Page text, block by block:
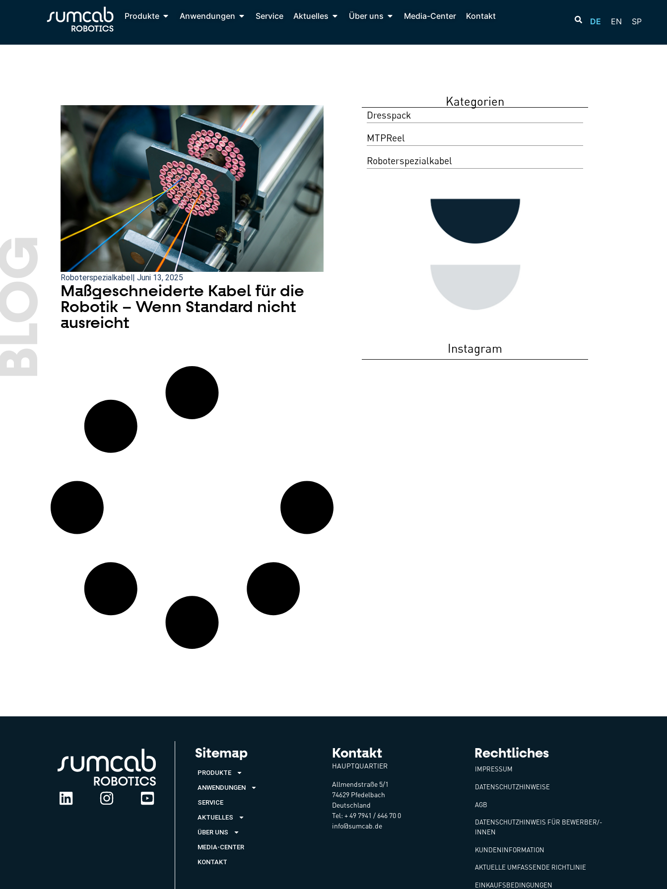
Produkte Anwendungen Service Aktuelles Über uns Media-Center Kontakt
DE EN SP
Roboterspezialkabel| Juni 13, 2025
Maßgeschneiderte Kabel für die
Robotik – Wenn Standard nicht
ausreicht
Kategorien
Dresspack
MTPReel
Roboterspezialkabel
Instagram
Sitemap
PRODUKTE
ANWENDUNGEN
SERVICE
AKTUELLES
ÜBER UNS
MEDIA-CENTER
KONTAKT
Kontakt
HAUPTQUARTIER
Allmendstraße 5/1
74629 Pfedelbach
Deutschland
Tel: + 49 7941 / 646 70 0
info@sumcab.de
Rechtliches
IMPRESSUM
DATENSCHUTZHINWEISE
AGB
DATENSCHUTZHINWEIS FÜR BEWERBER/-
INNEN
KUNDENINFORMATION
AKTUELLE UMFASSENDE RICHTLINIE
EINKAUFSBEDINGUNGEN